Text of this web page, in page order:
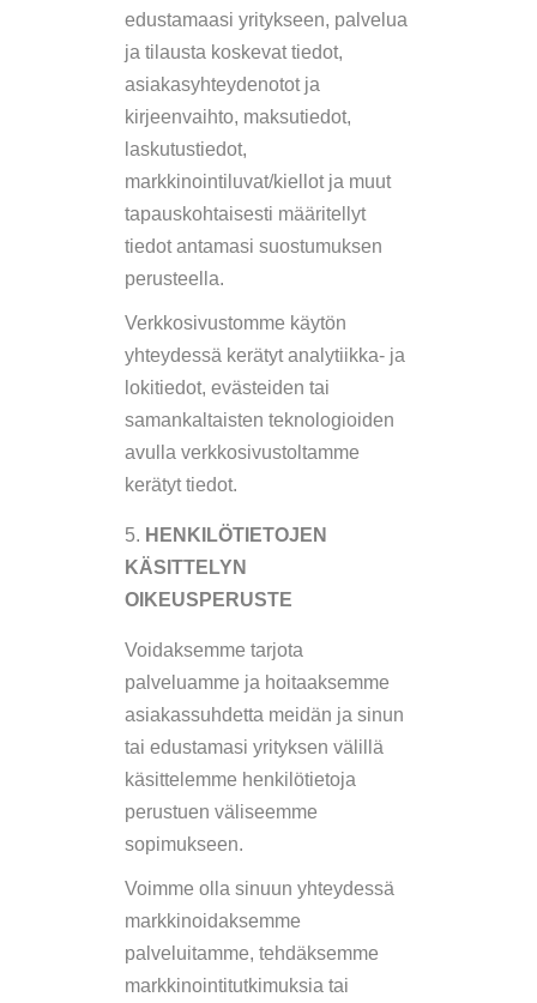
edustamaasi yritykseen, palvelua
ja tilausta koskevat tiedot,
asiakasyhteydenotot ja
kirjeenvaihto, maksutiedot,
laskutustiedot,
markkinointiluvat/kiellot ja muut
tapauskohtaisesti määritellyt
tiedot antamasi suostumuksen
perusteella.
Verkkosivustomme käytön
yhteydessä kerätyt analytiikka- ja
lokitiedot, evästeiden tai
samankaltaisten teknologioiden
avulla verkkosivustoltamme
kerätyt tiedot.
HENKILÖTIETOJEN
KÄSITTELYN
OIKEUSPERUSTE
Voidaksemme tarjota
palveluamme ja hoitaaksemme
asiakassuhdetta meidän ja sinun
tai edustamasi yrityksen välillä
käsittelemme henkilötietoja
perustuen väliseemme
sopimukseen.
Voimme olla sinuun yhteydessä
markkinoidaksemme
palveluitamme, tehdäksemme
markkinointitutkimuksia tai